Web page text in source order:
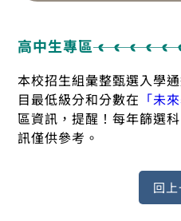
高中生專區
本校招生組彙整甄選入學
目最低級分和分數在 「未
區資訊，提醒！每年篩選
訊僅供參考。